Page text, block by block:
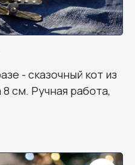
- сказочный кот из
см. Ручная работа,